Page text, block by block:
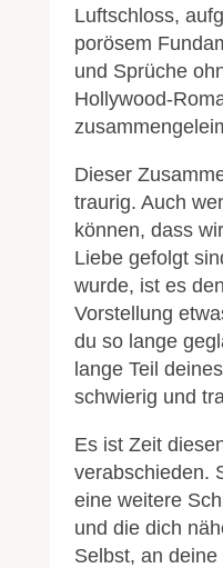
Luftschloss,
porösem
und Sprüche
Hollywood-
Dieser
traurig. Auch
können, dass
Liebe gefolgt
wurde, ist es
Vorstellung
du so lange
lange Teil
schwierig und
Es ist Zeit
verabschieden.
eine weitere
und die dich
Selbst, an